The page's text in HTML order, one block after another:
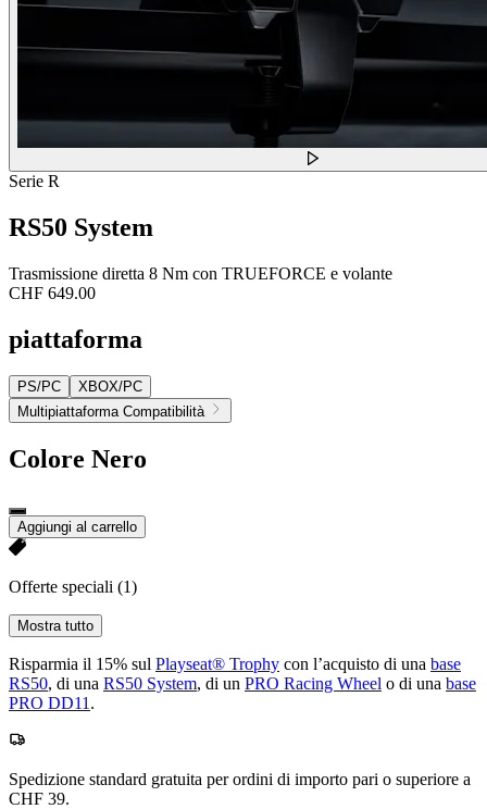
Serie R
RS50 System
Trasmissione diretta 8 Nm con TRUEFORCE e volante
CHF 649.00
piattaforma
PS/PC
XBOX/PC
Multipiattaforma Compatibilità
Colore Nero
Aggiungi al carrello
Offerte speciali (1)
Mostra tutto
Risparmia il 15% sul Playseat® Trophy con l’acquisto di una base
RS50, di una RS50 System, di un PRO Racing Wheel o di una base
PRO DD11 .
Spedizione standard gratuita per ordini di importo pari o superiore a
CHF 39.